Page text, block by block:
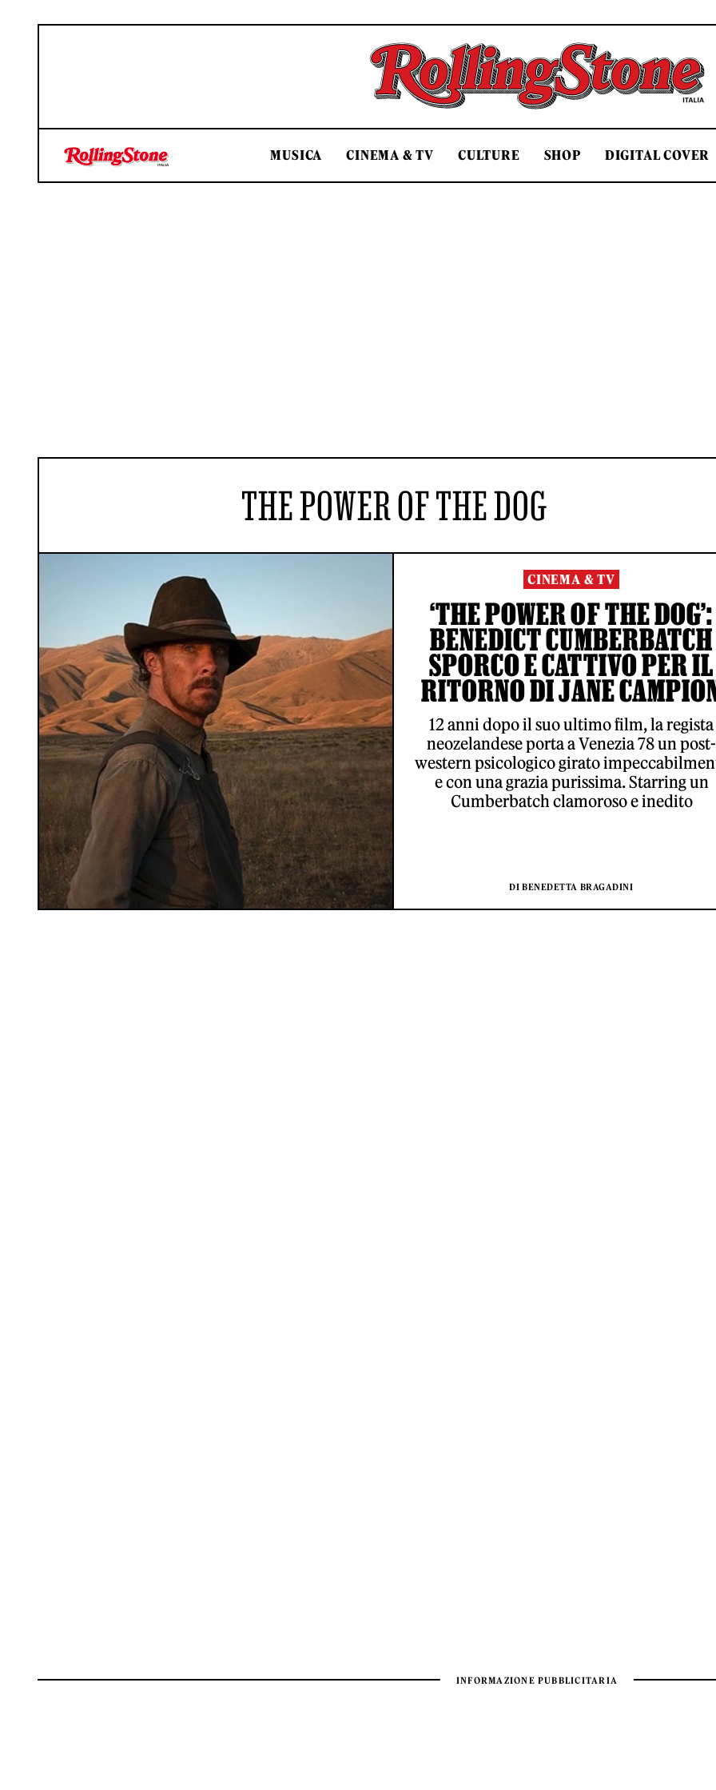
Rolling Stone Italia
MUSICA CINEMA & TV CULTURE SHOP DIGITAL COVER
THE POWER OF THE DOG
CINEMA & TV
‘THE POWER OF THE DOG’:
BENEDICT CUMBERBATCH
SPORCO E CATTIVO PER IL
RITORNO DI JANE
12 anni dopo il suo ultimo film, la regista
neozelandese porta a Venezia 78 un post-
western psicologico girato
e con una grazia purissima. Starring un
Cumberbatch clamoroso e inedito
DI BENEDETTA BRAGADINI